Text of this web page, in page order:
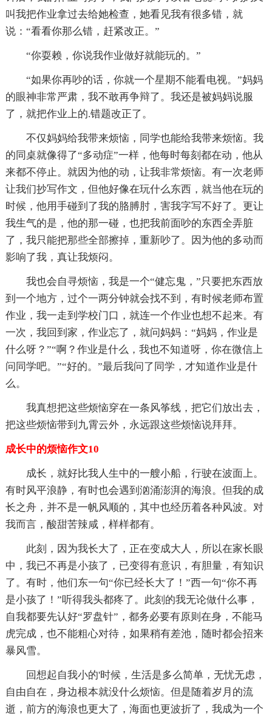
叫我把作业拿过去给她检查，她看见我有很多错，就
说：“看看你那么错，赶紧改正。”
“你耍赖，你说我作业做好就能玩的。”
“如果你再吵的话，你就一个星期不能看电视。”妈妈
的眼神非常严肃，我不敢再争辩了。我还是被妈妈说服
了，就把作业上的.错题改正了。
不仅妈妈给我带来烦恼，同学也能给我带来烦恼。我
的同桌就像得了“多动症”一样，他每时每刻都在动，他从
来都不停止。就因为他的动，让我非常烦恼。有一次老师
让我们抄写作文，但他好像在玩什么东西，就当他在玩的
时候，他用手碰到了我的胳膊肘，害我字写不好了。更让
我生气的是，他的那一碰，也把我前面吵的东西全弄脏
了，我只能把那些全部擦掉，重新吵了。因为他的多动而
影响了我，真让我烦闷。
我也会自寻烦恼，我是一个“健忘鬼，”只要把东西放
到一个地方，过个一两分钟就会找不到，有时候老师布置
作业，我一走到学校门口，就连一个作业也想不起来。有
一次，我回到家，作业忘了，就问妈妈：“妈妈，作业是
什么呀？”“啊？作业是什么，我也不知道呀，你在微信上
问同学吧。”“好的。”最后我问了同学，才知道作业是什
么。
我真想把这些烦恼穿在一条风筝线，把它们放出去，
把这些烦恼带到九霄云外，永远跟这些烦恼说拜拜。
成长中的烦恼作文10
成长，就好比我人生中的一艘小船，行驶在波面上。
有时风平浪静，有时也会遇到汹涌澎湃的海浪。但我的成
长之舟，并不是一帆风顺的，其中也经历着各种风波。对
我而言，酸甜苦辣咸，样样都有。
此刻，因为我长大了，正在变成大人，所以在家长眼
中，我已不再是小孩了，已变得有意识，有胆量，有知识
了。有时，他们东一句“你已经长大了！”西一句“你不再
是小孩了！”听得我头都疼了。此刻的我无论做什么事，
自我都要先认好“罗盘针”，都务必要有原则在身，不能马
虎完成，也不能粗心对待，如果稍有差池，随时都会招来
暴风雪。
回想起自我小的'时候，生活是多么简单，无忧无虑，
自由自在，身边根本就没什么烦恼。但是随着岁月的流
逝，前方的海浪也更大了，海面也更波折了，我成为一个